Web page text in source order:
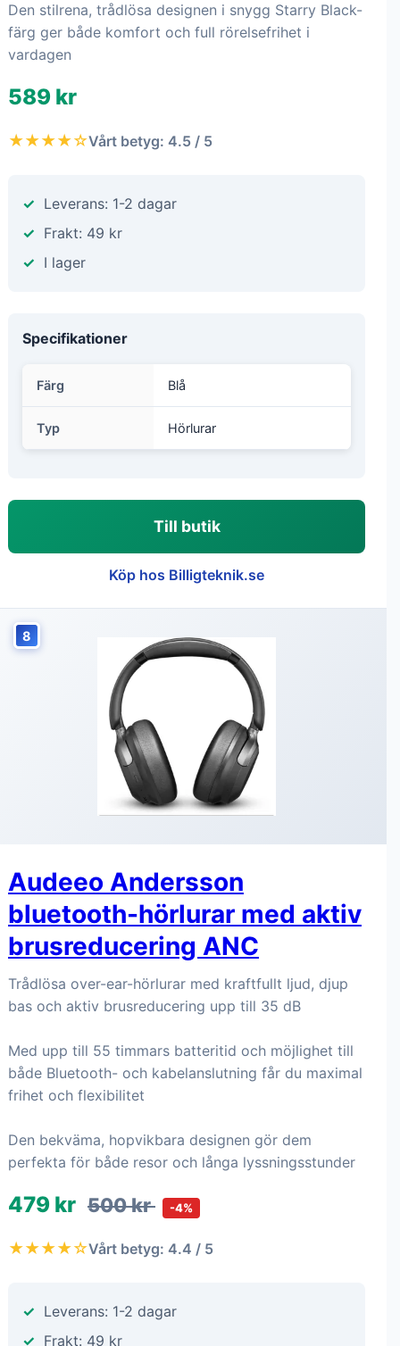
Den stilrena, trådlösa designen i snygg Starry Black-
färg ger både komfort och full rörelsefrihet i
vardagen
589 kr
★★★★☆Vårt betyg: 4.5 / 5
Leverans: 1-2 dagar
Frakt: 49 kr
I lager
Specifikationer
Färg Blå
Typ Hörlurar
Till butik
Köp hos Billigteknik.se
8
Audeeo Andersson
bluetooth-hörlurar med aktiv
brusreducering ANC
Trådlösa over-ear-hörlurar med kraftfullt ljud, djup
bas och aktiv brusreducering upp till 35 dB
Med upp till 55 timmars batteritid och möjlighet till
både Bluetooth- och kabelanslutning får du maximal
frihet och flexibilitet
Den bekväma, hopvikbara designen gör dem
perfekta för både resor och långa lyssningsstunder
479 kr 500 kr -4%
★★★★☆Vårt betyg: 4.4 / 5
Leverans: 1-2 dagar
Frakt: 49 kr